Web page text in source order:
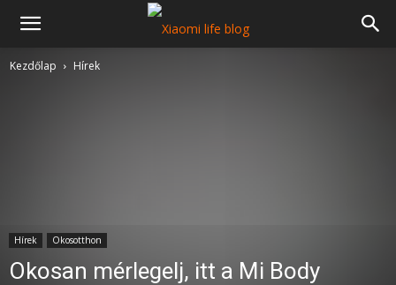
Kezdőlap Hírek
Hírek Okosotthon
Okosan mérlegelj, itt a Mi Body